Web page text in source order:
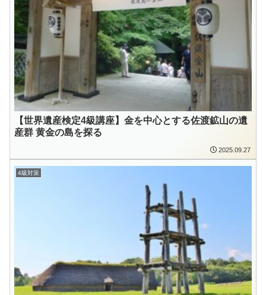
【世界遺産検定4級講座】金を中心とする佐渡鉱山の遺
産群 黄金の島を探る
2025.09.27
4級対策